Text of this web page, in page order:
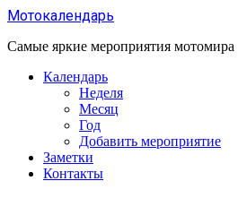
Перейти
содержанию
Мотокалендарь
Самые яркие мероприятия мотомира
Календарь
Неделя
Месяц
Год
Добавить мероприятие
Заметки
Контакты